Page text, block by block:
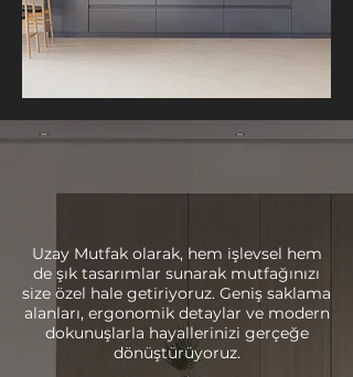
Uzay Mutfak olarak, hem işlevsel hem
de şık tasarımlar sunarak mutfağınızı
size özel hale getiriyoruz. Geniş saklama
alanları, ergonomik detaylar ve modern
dokunuşlarla hayallerinizi gerçeğe
dönüştürüyoruz.